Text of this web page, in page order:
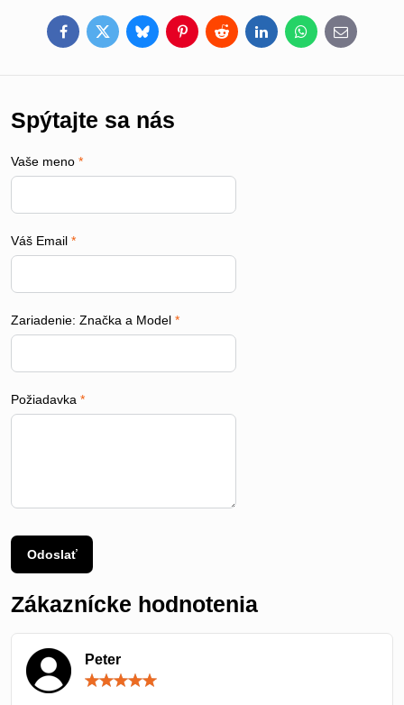
FacebookTwitterBlueskyPinterestRedditLinkedInWhatsApp
E-
mail
Spýtajte sa nás
Vaše meno *
Váš Email *
Zariadenie: Značka a Model *
Požiadavka *
Odoslať
Zákaznícke hodnotenia
Peter